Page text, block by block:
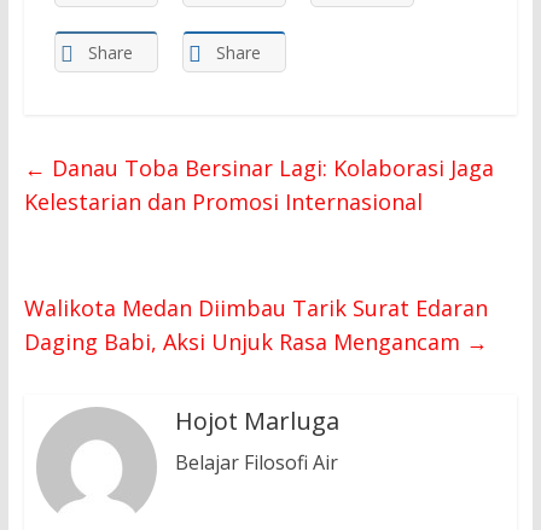
Share Share
← Danau Toba Bersinar Lagi: Kolaborasi Jaga
Kelestarian dan Promosi Internasional
Walikota Medan Diimbau Tarik Surat Edaran
Daging Babi, Aksi Unjuk Rasa Mengancam →
Hojot Marluga
Belajar Filosofi Air